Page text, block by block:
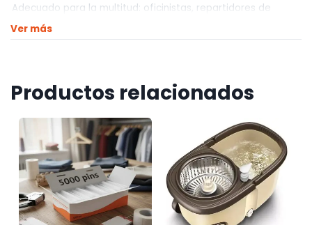
Adecuado para la multitud: oficinistas, repartidores de
alimentos, amas de casa, madres, etc.
2 Bolsillos de red laterales
Colores: Gris, Azul y Negro
Realizamos envíos a todo el país
Envíos dentro de Montevideo por Mercado de envíos.
Envíos Flex en el día.
Envíos al interior por agencia (dejamos tus artículos en
agencia sin costo).
Ver más
Productos relacionados